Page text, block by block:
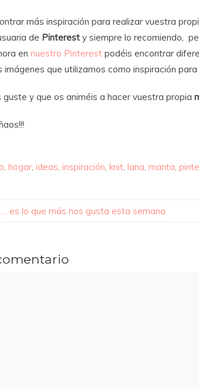
más inspiración para realizar vuestra
de Pinterest y siempre lo recomiendo,
en nuestro Pinterest podéis encontrar
imágenes que utilizamos como inspiración
guste y que os animéis a hacer vuestra propia
hogar ideas inspiración knit lana manta
es lo que más nos gusta esta semana